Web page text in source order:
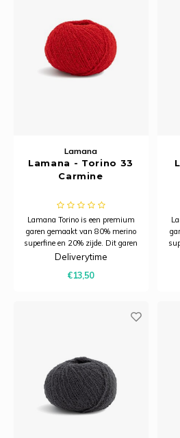
Lamana
Lamana - Torino 33
Carmine
Lamana Torino is een premium
garen gemaakt van 80% merino
superfine en 20% zijde. Dit garen
combineert de zachtheid en
subtiele glans van zijde.
Deliverytime
€13,50